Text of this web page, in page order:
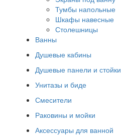
Тумбы напольные
Шкафы навесные
Столешницы
Ванны
Душевые кабины
Душевые панели и стойки
Унитазы и биде
Смесители
Раковины и мойки
Аксессуары для ванной